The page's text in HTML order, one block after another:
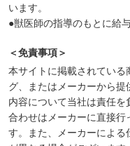
います。
●獣医師の指導のもとに給
＜免責事項＞
本サイトに掲載されてい
グ、またはメーカーから
内容について当社は責任
合わせはメーカーに直接行
す。また、メーカーによ